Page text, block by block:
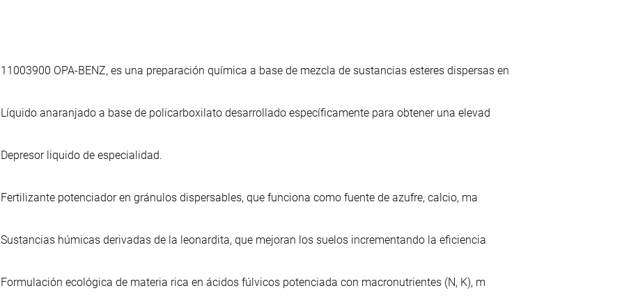
11003900 OPA-BENZ, es una preparación química a base de mezcla de sustancias esteres dispersas en
Líquido anaranjado a base de policarboxilato desarrollado específicamente para obtener una elevad
Depresor liquido de especialidad.
Fertilizante potenciador en gránulos dispersables, que funciona como fuente de azufre, calcio, ma
Sustancias húmicas derivadas de la leonardita, que mejoran los suelos incrementando la eficiencia
Formulación ecológica de materia rica en ácidos fúlvicos potenciada con macronutrientes (N, K), m